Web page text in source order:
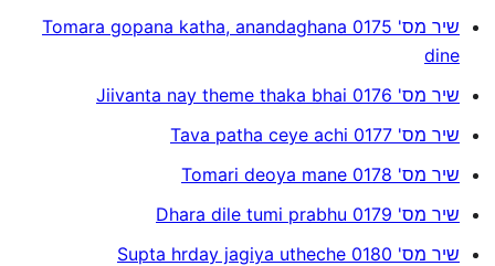
שיר מס' 0175 Tomara gopana katha, anandaghana
dine
שיר מס' 0176 Jiivanta nay theme thaka bhai
שיר מס' 0177 Tava patha ceye achi
שיר מס' 0178 Tomari deoya mane
שיר מס' 0179 Dhara dile tumi prabhu
שיר מס' 0180 Supta hrday jagiya utheche